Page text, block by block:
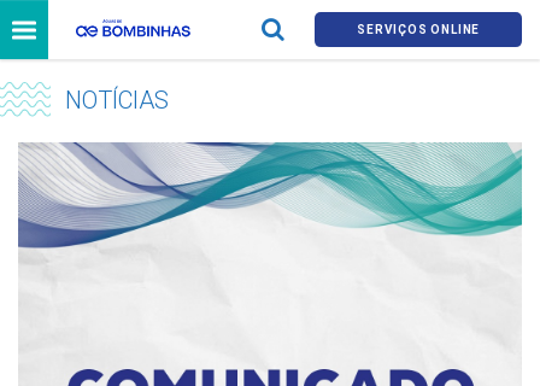
SERVIÇOS ONLINE
NOTÍCIAS